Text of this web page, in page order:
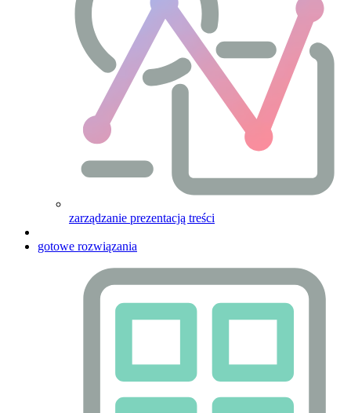
zarządzanie prezentacją treści
gotowe rozwiązania